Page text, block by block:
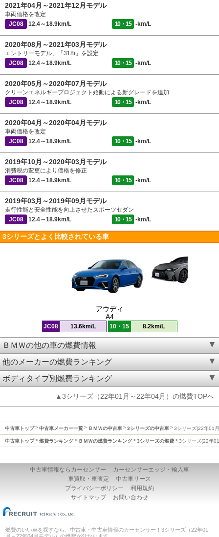
2021年04月～2021年12月モデル
車両価格を改定
JC08
12.4～18.9km/L 10・15 -km/L
2020年08月～2021年03月モデル
エントリーモデル、「318i」を設定
JC08
12.4～18.9km/L 10・15 -km/L
2020年05月～2020年07月モデル
クリーンエネルギープロジェクト始動による新グレードを追加
JC08
12.4～18.9km/L 10・15 -km/L
2020年04月～2020年04月モデル
車両価格を改定
JC08
12.4～18.9km/L 10・15 -km/L
2019年10月～2020年03月モデル
消費税の変更により価格を修正
JC08
12.4～18.9km/L 10・15 -km/L
2019年03月～2019年09月モデル
走行性能と安全性能を向上させたスポーツセダン
JC08
12.4～18.9km/L 10・15 -km/L
3シリーズとよく比較されている車
アウディ
A4
JC08 13.6km/L 10・15 8.2km/L
ＢＭＷの他の車の燃費情報
他のメーカーの燃費ランキング
ボディタイプ別燃費ランキング
▲3シリーズ（22年01月～22年04月）の燃費TOPへ
中古車トップ 中古車メーカー一覧 ＢＭＷの中古車 3シリーズの中古車 3シリーズ(22年01
中古車トップ 燃費ランキング ＢＭＷの燃費ランキング 3シリーズの燃費 3シリーズ(22年
中古車情報ならカーセンサー
カーセンサーエッジ・輸入車
車買取・車査定
中古車リース
プライバシーポリシー
利用規約
サイトマップ
お問い合わせ
燃費のいい車を探すなら、中古車・中古車情報のカーセンサー！3シリーズ（22年01